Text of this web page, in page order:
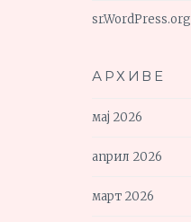
sr.WordPress.org
АРХИВЕ
мај 2026
април 2026
март 2026